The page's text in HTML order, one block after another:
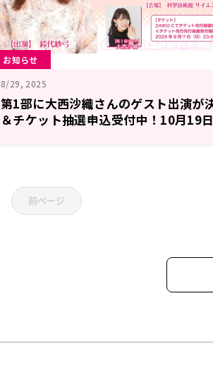
お知らせ
8/29, 2025
第1部に大西沙織さんのゲスト出演が
＆チケット抽選申込受付中！10月19日
前ページ